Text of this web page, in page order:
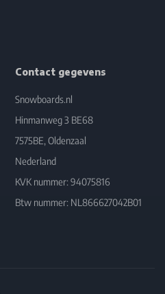
Contact gegevens
Snowboards.nl
Hinmanweg 3 BE68
7575BE, Oldenzaal
Nederland
KVK nummer: 94075816
Btw nummer: NL866627042B01